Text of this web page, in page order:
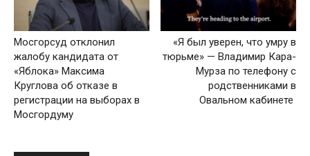
Мосгорсуд отклонил
жалобу кандидата от
«‎Яблока» Максима
Круглова об отказе в
регистрации на выборах в
Мосгордуму
«Я был уверен, что умру в
тюрьме» — Владимир Кара-
Мурза по телефону с
родственниками в
Овальном кабинете